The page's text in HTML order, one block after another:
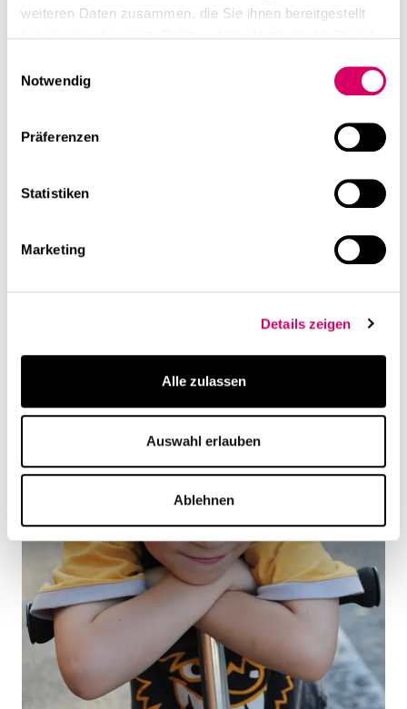
weiteren Daten zusammen, die Sie ihnen bereitgestellt
Notwendig
Präferenzen
Statistiken
Marketing
Details zeigen
Alle zulassen
Auswahl erlauben
Ablehnen